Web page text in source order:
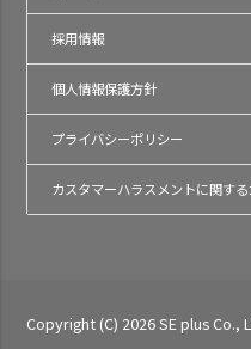
採用情報
個人情報保護方針
プライバシーポリシー
カスタマーハラスメントに関す
Copyright (C) 2026 SE plus Co.,